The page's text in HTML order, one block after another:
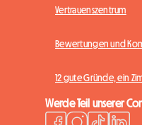
Vertrauenszentrum
Bewertungen und
12 gute Gründe, ein
Werde Teil unserer